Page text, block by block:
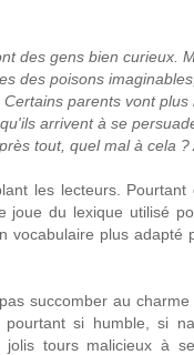
des gens bien curieux.
des poisons
parents vont plus
arrivent à se
tout, quel mal à cela ?
les lecteurs.
joue du lexique utilisé
vocabulaire plus adapté
succomber au
si humble, si
tours malicieux à